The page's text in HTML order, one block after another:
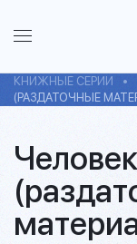
КНИЖНЫЕ СЕРИИ
(РАЗДАТОЧНЫЕ